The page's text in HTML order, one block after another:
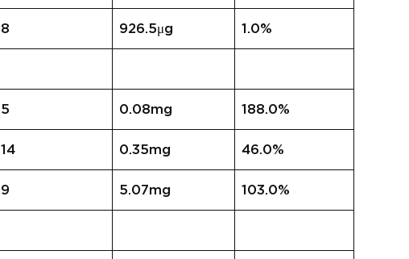
8 926.5μg 1.0%
5 0.08mg 188.0%
14 0.35mg 46.0%
9 5.07mg 103.0%